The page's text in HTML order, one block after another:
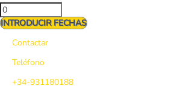
INTRODUCIR FECHAS
Contactar
Teléfono
+34-931180188